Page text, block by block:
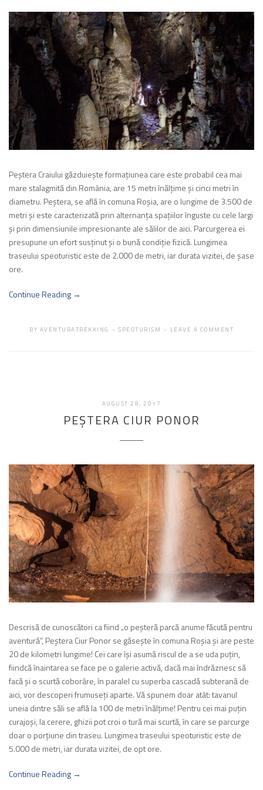
Peştera Craiului găzduieşte formaţiunea care este probabil cea mai
mare stalagmită din România, are 15 metri înălţime şi cinci metri în
diametru. Peştera, se află în comuna Roşia, are o lungime de 3.500 de
metri şi este caracterizată prin alternanţa spaţiilor înguste cu cele largi
şi prin dimensiunile impresionante ale sălilor de aici. Parcurgerea ei
presupune un efort susţinut şi o bună condiţie fizică. Lungimea
traseului speoturistic este de 2.000 de metri, iar durata vizitei, de şase
ore.
Continue Reading →
BY AVENTURATREKKING SPEOTURISM LEAVE A COMMENT
AUGUST 28, 2017
2018
PEŞTERA CIUR PONOR
Descrisă de cunoscători ca fiind „o peşteră parcă anume făcută pentru
aventură”, Peştera Ciur Ponor se găseşte în comuna Roşia şi are peste
20 de kilometri lungime! Cei care îşi asumă riscul de a se uda puţin,
fiindcă înaintarea se face pe o galerie activă, dacă mai îndrăznesc să
facă şi o scurtă coborâre, în paralel cu superba cascadă subterană de
aici, vor descoperi frumuseţi aparte. Vă spunem doar atât: tavanul
uneia dintre săli se află la 100 de metri înălţime! Pentru cei mai puţin
curajoşi, la cerere, ghizii pot croi o tură mai scurtă, în care se parcurge
doar o porţiune din traseu. Lungimea traseului speoturistic este de
5.000 de metri, iar durata vizitei, de opt ore.
Continue Reading →